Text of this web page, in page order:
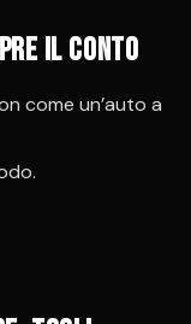
il conto
come un’auto a